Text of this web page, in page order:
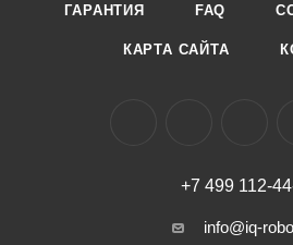
ГАРАНТИЯ FAQ
КАРТА САЙТА
+7 499 112-
info@iq-